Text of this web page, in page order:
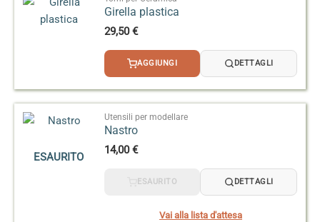
Girella plastica
29,50€
AGGIUNGI DETTAGLI
ESAURITO
Utensili per modellare
Nastro
14,00€
ESAURITO DETTAGLI
Vai alla lista d'attesa